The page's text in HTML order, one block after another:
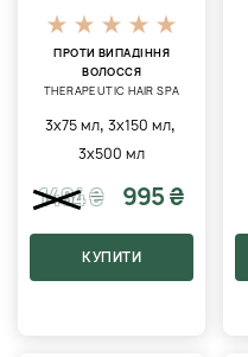
ПРОТИ ВИПАДІННЯ
ВОЛОССЯ
THERAPEUTIC HAIR SPA
3х75 мл, 3х150 мл,
3х500 мл
1484₴ 995 ₴
КУПИТИ